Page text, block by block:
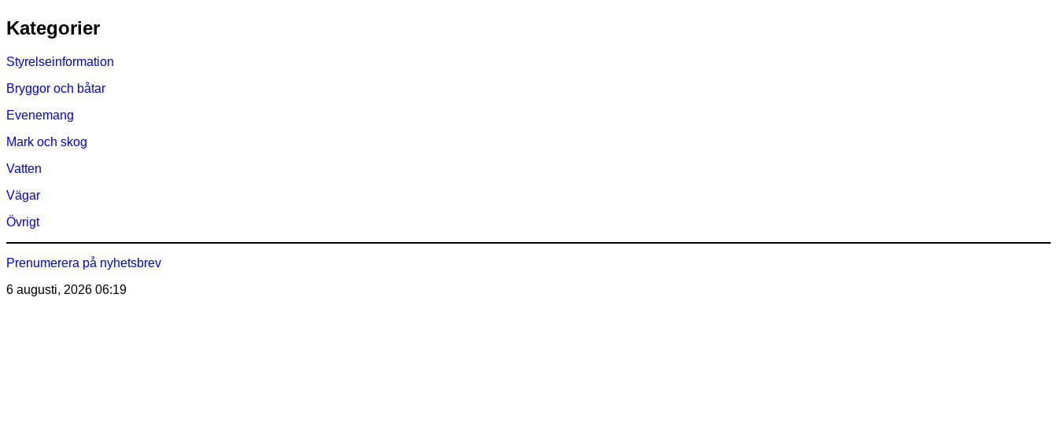
Hoppa
till
Kategorier
Styrelseinformation
Bryggor och båtar
Evenemang
Mark och skog
Vatten
Vägar
Övrigt
Prenumerera på nyhetsbrev
6 augusti, 2026 06:19